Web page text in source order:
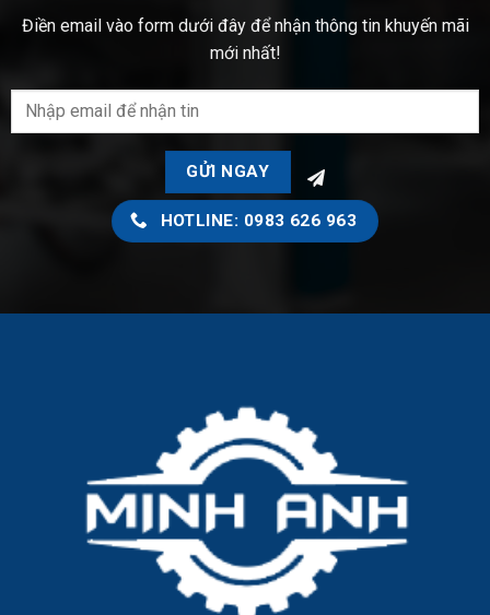
Điền email vào form dưới đây để nhận thông tin khuyến mãi
mới nhất!
HOTLINE: 0983 626 963